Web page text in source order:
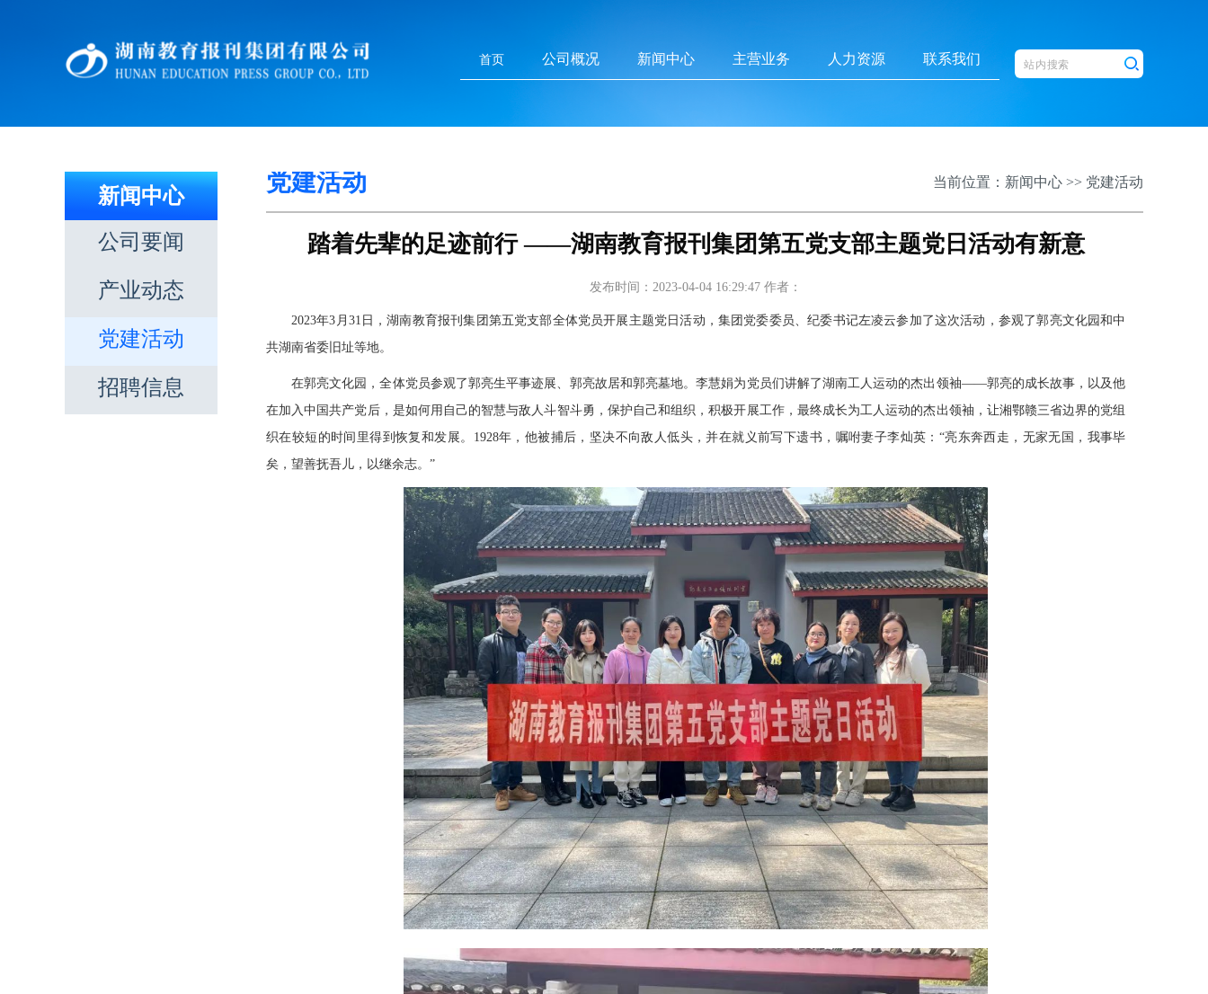
首页 公司概况 新闻中心 主营业务 人力资源 联系我们
新闻中心
公司要闻
产业动态
党建活动
招聘信息
党建活动 当前位置： 新闻中心 >> 党建活动
踏着先辈的足迹前行 ——湖南教育报刊集团第五党支部主题党日活动有新意
发布时间：2023-04-04 16:29:47 作者：
2023年3月31日，湖南教育报刊集团第五党支部全体党员开展主题党日活动，集团党委委员、纪委书记左凌云参加了这次活动，参观了郭亮文化园和中
共湖南省委旧址等地。
在郭亮文化园，全体党员参观了郭亮生平事迹展、郭亮故居和郭亮墓地。李慧娟为党员们讲解了湖南工人运动的杰出领袖——郭亮的成长故事，以及他
在加入中国共产党后，是如何用自己的智慧与敌人斗智斗勇，保护自己和组织，积极开展工作，最终成长为工人运动的杰出领袖，让湘鄂赣三省边界的党组
织在较短的时间里得到恢复和发展。1928年，他被捕后，坚决不向敌人低头，并在就义前写下遗书，嘱咐妻子李灿英：“亮东奔西走，无家无国，我事毕
矣，望善抚吾儿，以继余志。”